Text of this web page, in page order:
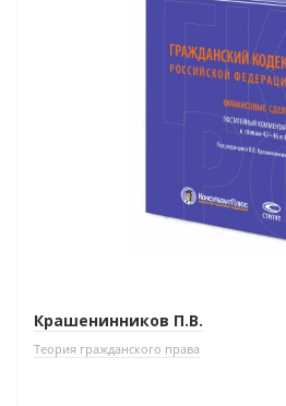
Крашенинников П.В.
Теория гражданского права